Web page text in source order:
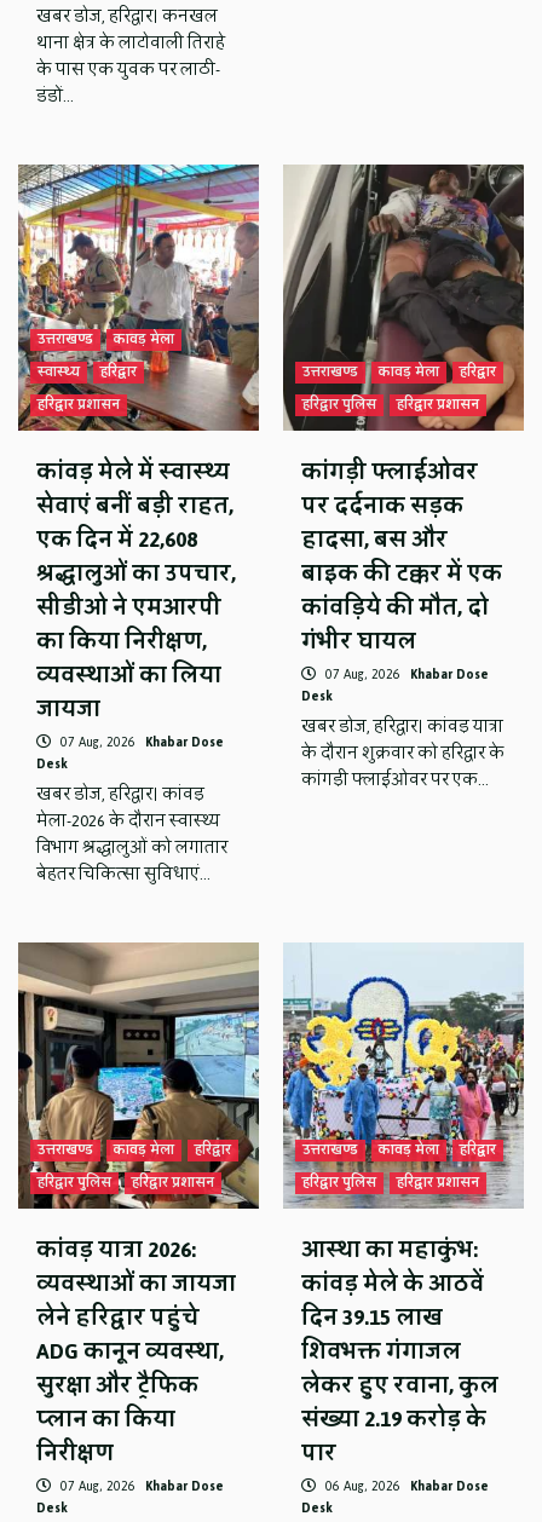
खबर डोज, हरिद्वार। कनखल
थाना क्षेत्र के लाटोवाली तिराहे
के पास एक युवक पर लाठी-
डंडों…
उत्तराखण्ड
कावड़ मेला
स्वास्थ्य
हरिद्वार
हरिद्वार प्रशासन
कांवड़ मेले में स्वास्थ्य
सेवाएं बनीं बड़ी राहत,
एक दिन में 22,608
श्रद्धालुओं का उपचार,
सीडीओ ने एमआरपी
का किया निरीक्षण,
व्यवस्थाओं का लिया
जायजा
07 Aug, 2026 Khabar Dose
Desk
खबर डोज, हरिद्वार। कांवड़
मेला-2026 के दौरान स्वास्थ्य
विभाग श्रद्धालुओं को लगातार
बेहतर चिकित्सा सुविधाएं…
उत्तराखण्ड कावड़ मेला
हरिद्वार
हरिद्वार पुलिस
हरिद्वार प्रशासन
कांगड़ी फ्लाईओवर
पर दर्दनाक सड़क
हादसा, बस और
बाइक की टक्कर में एक
कांवड़िये की मौत, दो
गंभीर घायल
07 Aug, 2026 Khabar Dose
Desk
खबर डोज, हरिद्वार। कांवड़ यात्रा
के दौरान शुक्रवार को हरिद्वार के
कांगड़ी फ्लाईओवर पर एक…
उत्तराखण्ड कावड़ मेला
हरिद्वार
हरिद्वार पुलिस
हरिद्वार प्रशासन
कांवड़ यात्रा 2026:
व्यवस्थाओं का जायजा
लेने हरिद्वार पहुंचे
ADG कानून व्यवस्था,
सुरक्षा और ट्रैफिक
प्लान का किया
निरीक्षण
07 Aug, 2026 Khabar Dose
Desk
उत्तराखण्ड कावड़ मेला
हरिद्वार
हरिद्वार पुलिस
हरिद्वार प्रशासन
आस्था का महाकुंभ:
कांवड़ मेले के आठवें
दिन 39.15 लाख
शिवभक्त गंगाजल
लेकर हुए रवाना, कुल
संख्या 2.19 करोड़ के
पार
06 Aug, 2026 Khabar Dose
Desk